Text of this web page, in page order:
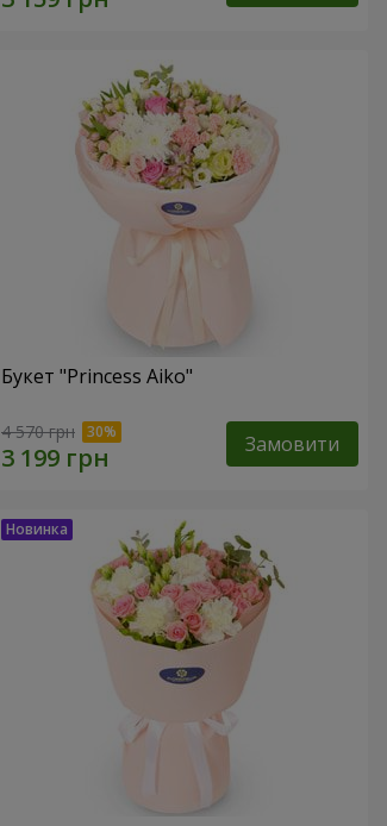
Букет "Princess Aiko"
4 570 грн Замовити